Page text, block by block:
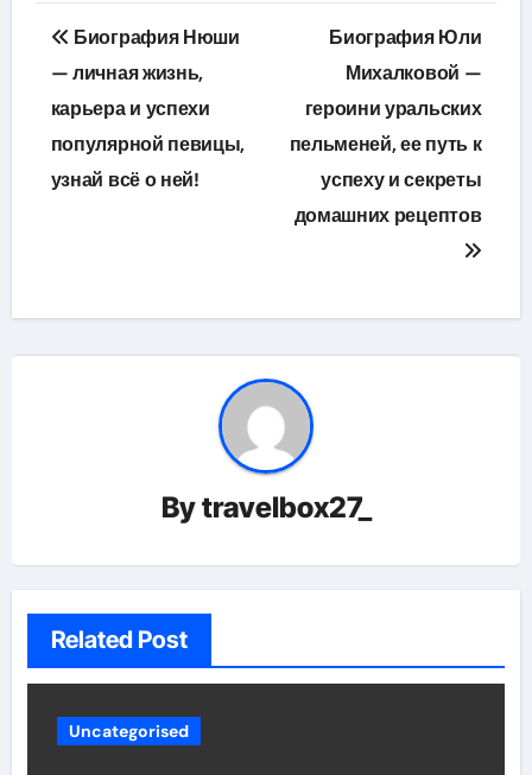
Навигация
по
записям
Биография Нюши
— личная жизнь,
карьера и успехи
популярной певицы,
узнай всё о ней!
Биография Юли
Михалковой —
героини уральских
пельменей, ее путь к
успеху и секреты
домашних рецептов
Bytravelbox27_
Related Post
Uncategorised